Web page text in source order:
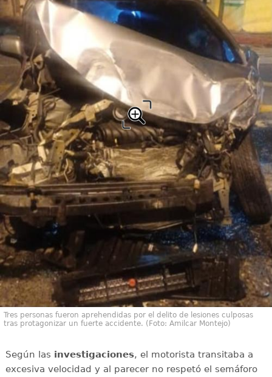
Tres personas fueron aprehendidas por el delito de lesiones culposas
tras protagonizar un fuerte accidente. (Foto: Amilcar Montejo)
Según las investigaciones, el motorista transitaba a
excesiva velocidad y al parecer no respetó el semáforo